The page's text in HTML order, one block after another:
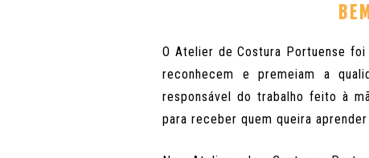
O Atelier de Costura Portuense
reconhecem e premeiam a
responsável do trabalho feito à
para receber quem queira